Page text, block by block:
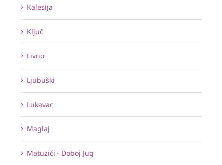
Kalesija
Ključ
Livno
Ljubuški
Lukavac
Maglaj
Matuzići - Doboj Jug